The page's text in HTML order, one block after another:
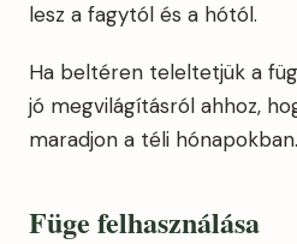
lesz a fagytól és a hótól.
Ha beltéren teleltetjük a
jó megvilágításról ahhoz,
maradjon a téli hónapokban.
Füge felhasználása